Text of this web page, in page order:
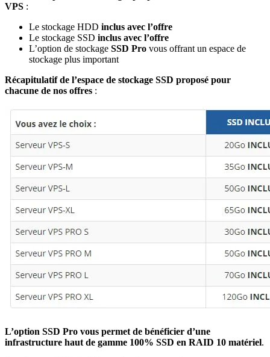
VPS :
Le stockage HDD inclus avec l’offre
Le stockage SSD inclus avec l’offre
L’option de stockage SSD Pro vous offrant un espace de
stockage plus important
Récapitulatif de l’espace de stockage SSD proposé pour
chacune de nos offres :
L’option SSD Pro vous permet de bénéficier d’une
infrastructure haut de gamme 100% SSD en RAID 10 matériel.